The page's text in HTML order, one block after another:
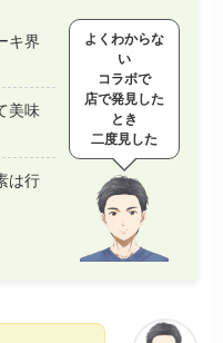
キ界
美味
は行
よくわからな
い
コラボで
店で発見した
とき
二度見した